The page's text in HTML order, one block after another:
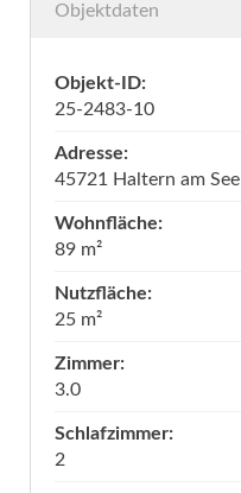
Objektdaten
Objekt-ID:
25-2483-10
Adresse:
45721 Haltern am See
Wohnfläche:
89 m²
Nutzfläche:
25 m²
Zimmer:
3.0
Schlafzimmer:
2